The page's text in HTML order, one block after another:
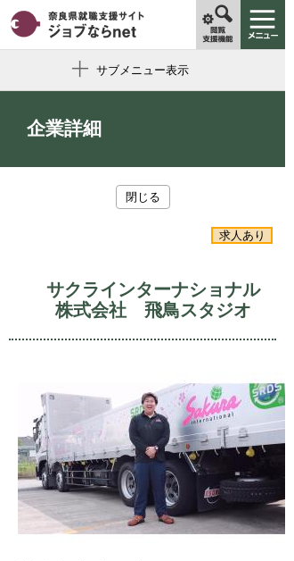
サブメニュー表示
企業詳細
閉じる
求人あり
サクラインターナショナル
株式会社 飛鳥スタジオ